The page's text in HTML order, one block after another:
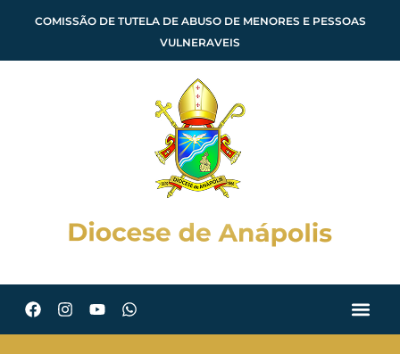
COMISSÃO DE TUTELA DE ABUSO DE MENORES E PESSOAS
VULNERAVEIS